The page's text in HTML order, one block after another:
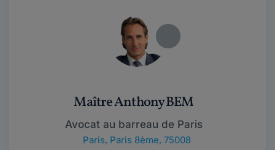
Maître Anthony BEM
Avocat au barreau de Paris
Paris, Paris 8ème, 75008